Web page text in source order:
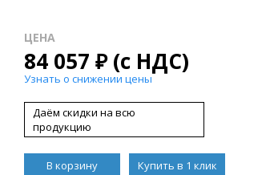
ЦЕНА
84 057₽(с НДС)
Узнать о снижении цены
Даём скидки на всю
продукцию
В корзину Купить в 1 клик